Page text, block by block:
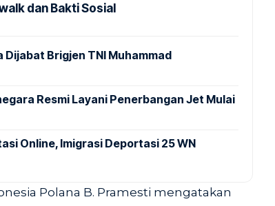
dan Bakti Sosial
Brigjen TNI Muhammad
Resmi Layani Penerbangan Jet Mulai
Online, Imigrasi Deportasi 25 WN
Polana B. Pramesti mengatakan